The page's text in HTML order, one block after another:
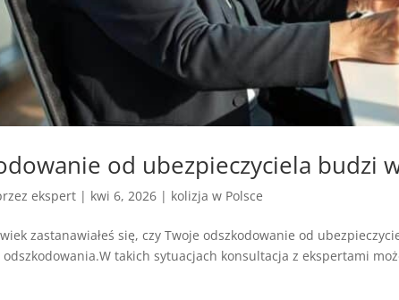
od ubezpieczyciela budzi
ekspert | kwi 6, 2026 | kolizja w Polsce
zastanawiałeś się, czy Twoje odszkodowanie od
takich sytuacjach konsultacja z ekspertami